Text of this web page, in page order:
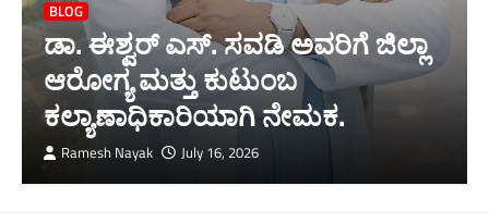
BLOG
ಡಾ. ಈಶ್ವರ್ ಎಸ್. ಸವಡಿ ಅವರಿಗೆ ಜಿಲ್ಲಾ
ಆರೋಗ್ಯ ಮತ್ತು ಕುಟುಂಬ
ಕಲ್ಯಾಣಾಧಿಕಾರಿಯಾಗಿ ನೇಮಕ.
Ramesh Nayak July 16, 2026